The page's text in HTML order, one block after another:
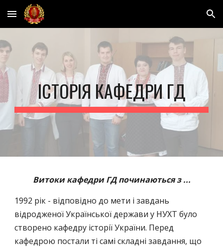
Skip to main content Skip to navigation
ІСТОРІЯ КАФЕДРИГД
Витоки кафедри ГД починаються з ...
1992 рік - відповідно до мети і завдань
відродженої Української держави у НУХТ було
створено кафедру історії України. Перед
кафедрою постали ті самі складні завдання, що